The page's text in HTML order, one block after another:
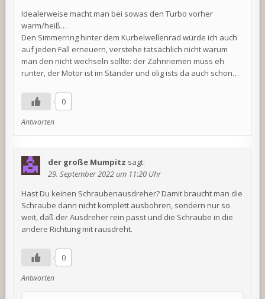
Idealerweise macht man bei sowas den Turbo vorher
warm/heiß…
Den Simmerring hinter dem Kurbelwellenrad würde ich auch
auf jeden Fall erneuern, verstehe tatsächlich nicht warum
man den nicht wechseln sollte: der Zahnriemen muss eh
runter, der Motor ist im Ständer und ölig ists da auch schon…
0
Antworten
der große Mumpitz sagt:
29. September 2022 um 11:20 Uhr
Hast Du keinen Schraubenausdreher? Damit braucht man die
Schraube dann nicht komplett ausbohren, sondern nur so
weit, daß der Ausdreher rein passt und die Schraube in die
andere Richtung mit rausdreht.
0
Antworten